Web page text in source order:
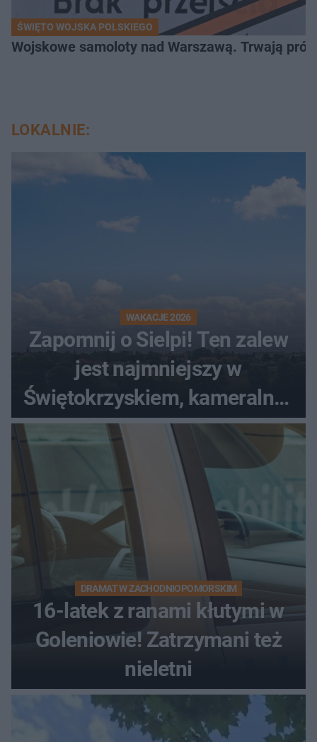
ŚWIĘTO WOJSKA POLSKIEGO
Wojskowe samoloty nad Warszawą. Trwają
LOKALNIE:
WAKACJE 2026
Zapomnij o Sielpi! Ten zalew
jest najmniejszy w
Świętokrzyskiem, kameralny i
bez tłumów
DRAMAT W ZACHODNIOPOMORSKIM
16-latek z ranami kłutymi w
Goleniowie! Zatrzymani też
nieletni